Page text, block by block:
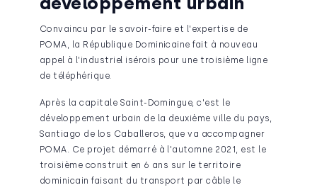
Convaincu par le savoir-faire et l'expertise de
POMA, la République Dominicaine fait à nouveau
appel à l'industriel isérois pour une troisième ligne
de téléphérique.
Après la capitale Saint-Domingue, c'est le
développement urbain de la deuxième ville du pays,
Santiago de los Caballeros, que va accompa­gner
POMA. Ce projet démarré à l'automne 2021, est le
troisième construit en 6 ans sur le territoire
dominicain faisant du transport par câble le